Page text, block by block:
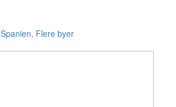
Spanien, Flere byer